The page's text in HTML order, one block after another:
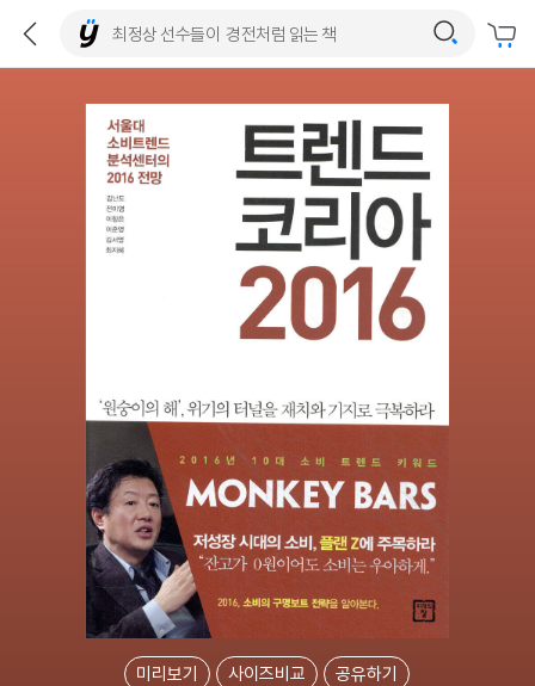
미리보기 사이즈비교 공유하기